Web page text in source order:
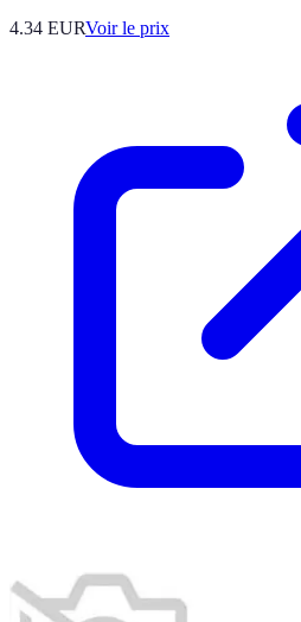
4.34 EURVoir le prix